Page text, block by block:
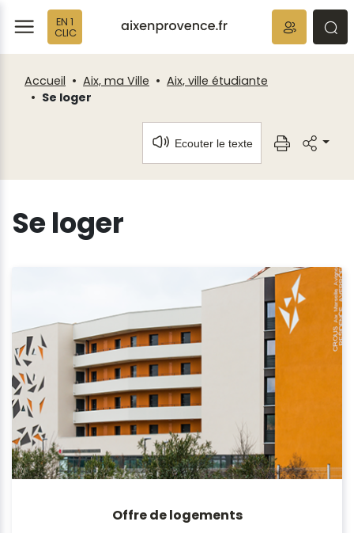
EN 1
CLIC
Accueil Aix, ma Ville
Aix, ville étudiante
Se loger
Ecouter le texte
Se loger
Offre de logements
Fenêtre
de
chat
Panneau de gestion des cookies